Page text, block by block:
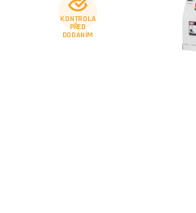
KONTROLA
PŘED
DODÁNÍM